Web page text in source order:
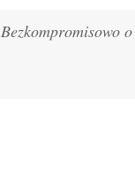
Bezkompromisowo